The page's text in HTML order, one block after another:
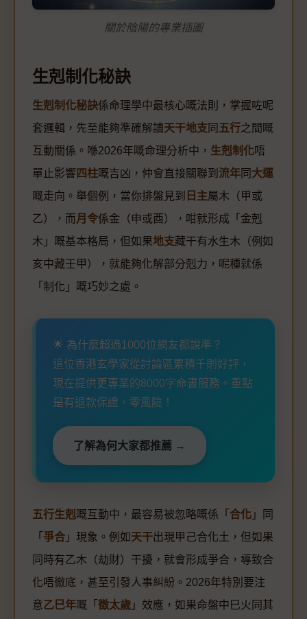
關於陰陽的專業插圖
生剋制化秘訣
生剋制化秘訣係命理學中最核心嘅法則，掌握咗呢
套邏輯，先至能夠準確解讀天干地支 同 五行之間嘅
互動關係。喺2026年嘅命理分析中， 生剋制化唔
單止影響 四柱嘅吉凶，仲會直接關聯到 流年 同 大運
嘅走向。舉個例，當你排盤見到 日主屬木（甲或
乙），而月令係金（申或酉），咁就形成「金剋
木」嘅基本格局，但如果地支藏干有水生木（例如
亥中藏壬甲），就能夠化解部分剋力，呢種就係
「制化」嘅巧妙之處。
🌟 為什麼超過1000位網友都說準？
這位香港玄學家從討論區累積千則好評，
現在提供更專業的8000字命書服務。重點
是有退款保證，零風險！
了解為何大家都推薦 →
五行生剋嘅互動中，最容易被忽略嘅係「 合化 」同
「 爭合 」現象。例如 天干出現甲己合化土，但如果
同時有乙木（劫財）干擾，就會形成爭合，導致合
化唔徹底，甚至引發人事糾紛。2026年特別要注
意乙巳年嘅「 徵太歲 」效應，如果命盤中巳火同其